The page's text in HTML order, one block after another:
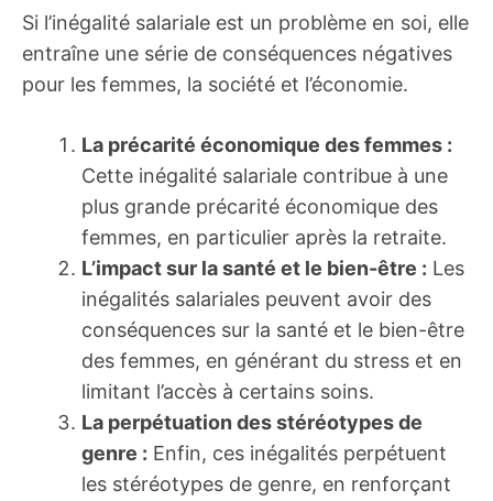
Si l’inégalité salariale est un problème en soi, elle
entraîne une série de conséquences négatives
pour les femmes, la société et l’économie.
La précarité économique des femmes :
Cette inégalité salariale contribue à une
plus grande précarité économique des
femmes, en particulier après la retraite.
L’impact sur la santé et le bien-être : Les
inégalités salariales peuvent avoir des
conséquences sur la santé et le bien-être
des femmes, en générant du stress et en
limitant l’accès à certains soins.
La perpétuation des stéréotypes de
genre : Enfin, ces inégalités perpétuent
les stéréotypes de genre, en renforçant